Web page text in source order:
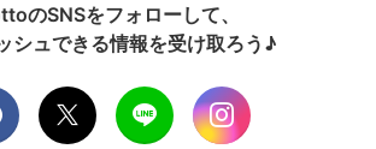
のSNSをフォローして、
シュできる情報を受け取ろう♪